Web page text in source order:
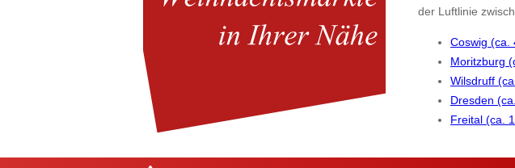
der Luftlinie
Coswig (ca.
Moritzburg
Wilsdruff
Dresden
Freital (ca.